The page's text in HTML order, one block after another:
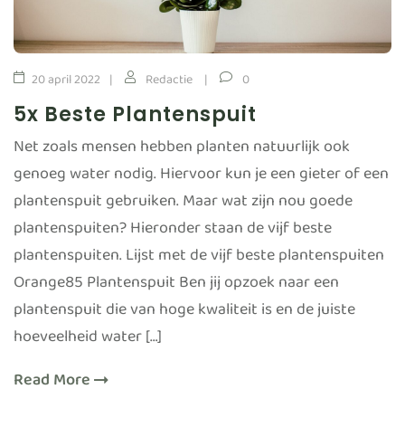
20 april 2022 Redactie 0
5x Beste Plantenspuit
Net zoals mensen hebben planten natuurlijk ook
genoeg water nodig. Hiervoor kun je een gieter of een
plantenspuit gebruiken. Maar wat zijn nou goede
plantenspuiten? Hieronder staan de vijf beste
plantenspuiten. Lijst met de vijf beste plantenspuiten
Orange85 Plantenspuit Ben jij opzoek naar een
plantenspuit die van hoge kwaliteit is en de juiste
hoeveelheid water […]
Read More